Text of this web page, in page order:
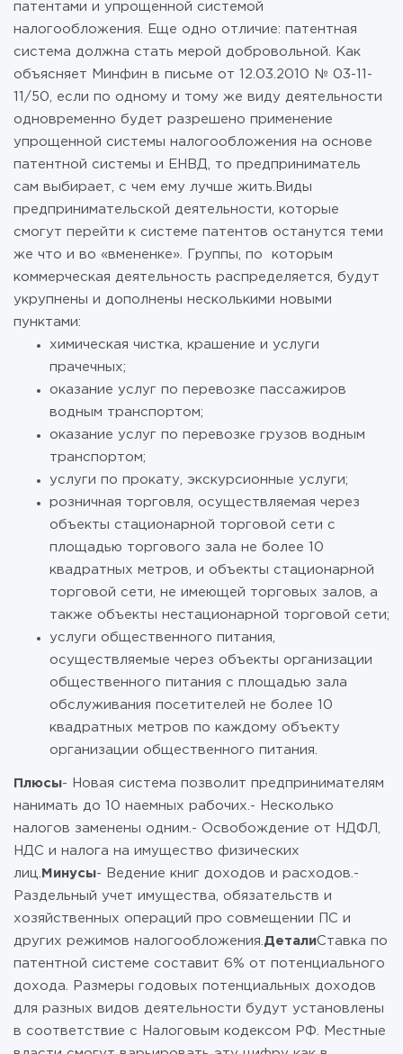
патентами и упрощенной системой
налогообложения. Еще одно отличие: патентная
система должна стать мерой добровольной. Как
объясняет Минфин в письме от 12.03.2010 № 03-11-
11/50, если по одному и тому же виду деятельности
одновременно будет разрешено применение
упрощенной системы налогообложения на основе
патентной системы и ЕНВД, то предприниматель
сам выбирает, с чем ему лучше жить.Виды
предпринимательской деятельности, которые
смогут перейти к системе патентов останутся теми
же что и во «вмененке». Группы, по которым
коммерческая деятельность распределяется, будут
укрупнены и дополнены несколькими новыми
пунктами:
химическая чистка, крашение и услуги
прачечных;
оказание услуг по перевозке пассажиров
водным транспортом;
оказание услуг по перевозке грузов водным
транспортом;
услуги по прокату, экскурсионные услуги;
розничная торговля, осуществляемая через
объекты стационарной торговой сети с
площадью торгового зала не более 10
квадратных метров, и объекты стационарной
торговой сети, не имеющей торговых залов, а
также объекты нестационарной торговой сети;
услуги общественного питания,
осуществляемые через объекты организации
общественного питания с площадью зала
обслуживания посетителей не более 10
квадратных метров по каждому объекту
организации общественного питания.
Плюсы- Новая система позволит предпринимателям
нанимать до 10 наемных рабочих.- Несколько
налогов заменены одним.- Освобождение от НДФЛ,
НДС и налога на имущество физических
лиц.
Минусы- Ведение книг доходов и расходов.-
Раздельный учет имущества, обязательств и
хозяйственных операций про совмещении ПС и
других режимов налогообложения. ДеталиСтавка по
патентной системе составит 6% от потенциального
дохода. Размеры годовых потенциальных доходов
для разных видов деятельности будут установлены
в соответствие с Налоговым кодексом РФ. Местные